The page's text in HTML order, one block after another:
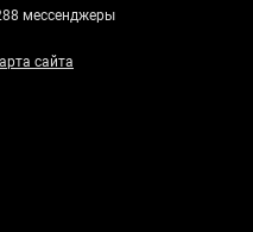
мессенджеры
сайта